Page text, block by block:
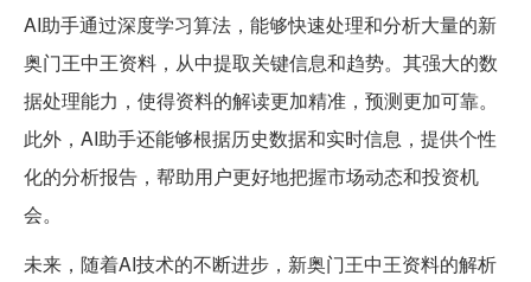
AI助手通过深度学习算法，能够快速处理和分析大量的新
奥门王中王资料，从中提取关键信息和趋势。其强大的数
据处理能力，使得资料的解读更加精准，预测更加可靠。
此外，AI助手还能够根据历史数据和实时信息，提供个性
化的分析报告，帮助用户更好地把握市场动态和投资机
会。
未来，随着AI技术的不断进步，新奥门王中王资料的解析